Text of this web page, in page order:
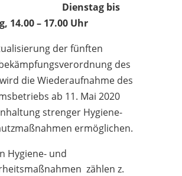
bis
14.00 – 17.00 Uhr
der fünften
des
die Wiederaufnahme des
ab 11. Mai 2020
strenger Hygiene-
ermöglichen.
Hygiene- und
zählen z.